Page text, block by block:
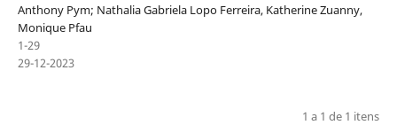
Anthony Pym; Nathalia Gabriela Lopo Ferreira, Katherine Zuanny,
Monique Pfau
1-29
29-12-2023
1 a 1 de 1 itens